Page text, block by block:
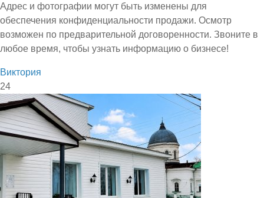
Адрес и фотографии могут быть изменены для
обеспечения конфиденциальности продажи. Осмотр
возможен по предварительной договоренности. Звоните в
любое время, чтобы узнать информацию о бизнесе!
Виктория
24